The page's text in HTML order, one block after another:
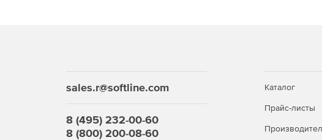
sales.r@softline.com
8 (495) 232-00-60
8 (800) 200-08-60
Каталог
Прайс-листы